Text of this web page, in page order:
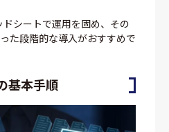
ドシートで運用を固め、その
た段階的な導入がおすすめで
基本手順